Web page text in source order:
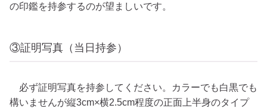
の印鑑を持参するのが望ましいです。
③証明写真（当日持参）
必ず証明写真を持参してください。カラーでも白黒でも
構いませんが縦3cm×横2.5cm程度の正面上半身のタイプ